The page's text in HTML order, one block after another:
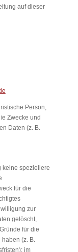
auf dieser
Person,
Zwecke und
Daten (z. B.
keine speziellere
für die
zur
gelöscht,
für die
(z. B.
im